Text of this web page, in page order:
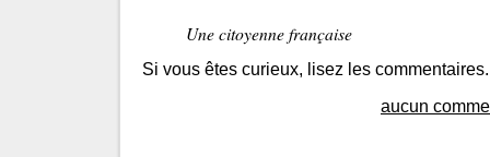
Une citoyenne française
Si vous êtes curieux, lisez les commentaires.
aucun